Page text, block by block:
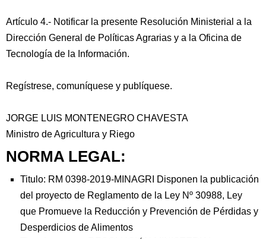
Artículo 4.- Notificar la presente Resolución Ministerial a la
Dirección General de Políticas Agrarias y a la Oficina de
Tecnología de la Información.
Regístrese, comuníquese y publíquese.
JORGE LUIS MONTENEGRO CHAVESTA
Ministro de Agricultura y Riego
NORMA LEGAL:
Titulo: RM 0398-2019-MINAGRI Disponen la publicación
del proyecto de Reglamento de la Ley Nº 30988, Ley
que Promueve la Reducción y Prevención de Pérdidas y
Desperdicios de Alimentos